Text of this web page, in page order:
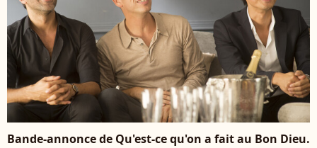
Bande-annonce de Qu'est-ce qu'on a fait au Bon Dieu.